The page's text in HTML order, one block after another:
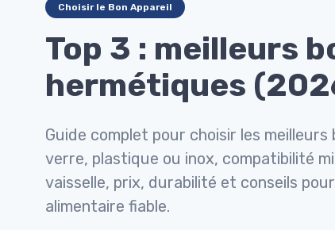
Choisir le Bon Appareil
Top 3 : meilleurs
hermétiques
Guide complet pour choisir les
verre, plastique ou inox, compatibilité
vaisselle, prix, durabilité et conseils
alimentaire fiable.